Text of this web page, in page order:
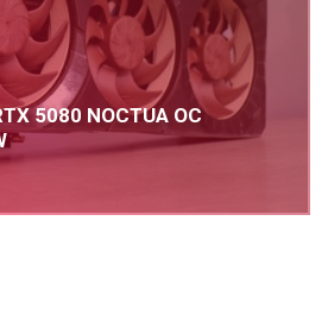
5080 NOCTUA OC